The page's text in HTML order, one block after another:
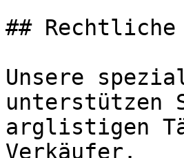
## Rechtliche
Unsere
unterstützen
arglistigen
Verkäufer.